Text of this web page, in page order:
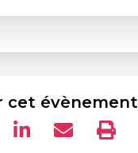
cet évènement